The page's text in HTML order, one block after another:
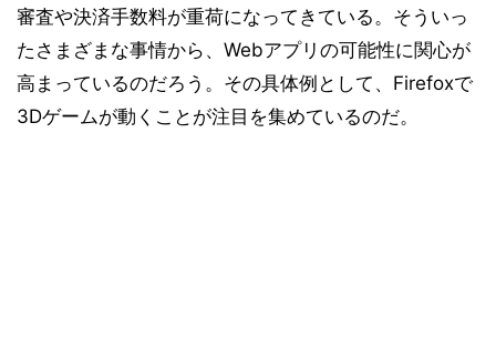
審査や決済手数料が重荷になってきている。そういっ
たさまざまな事情から、Webアプリの可能性に関心が
高まっているのだろう。その具体例として、Firefoxで
3Dゲームが動くことが注目を集めているのだ。